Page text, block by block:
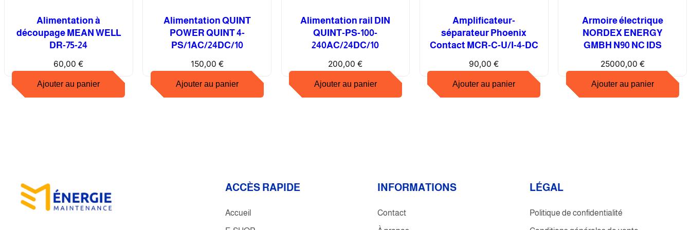
M
E
E
Alimentation à
découpage MEAN WELL
DR-75-24
60,00€
Ajouter au panier
Alimentation QUINT
POWER QUINT 4-
PS/1AC/24DC/10
150,00 €
Ajouter au panier
Alimentation rail DIN
QUINT-PS-100-
240AC/24DC/10
200,00€
Ajouter au panier
Amplificateur-
séparateur Phoenix
Contact MCR-C-U/I-4-DC
90,00€
Ajouter au panier
Armoire électrique
NORDEX ENERGY
GMBH N90 NC IDS
25000,00 €
Ajouter au panier
ACCÈS RAPIDE
Accueil
INFORMATIONS
Contact
LÉGAL
Politique de confidentialité